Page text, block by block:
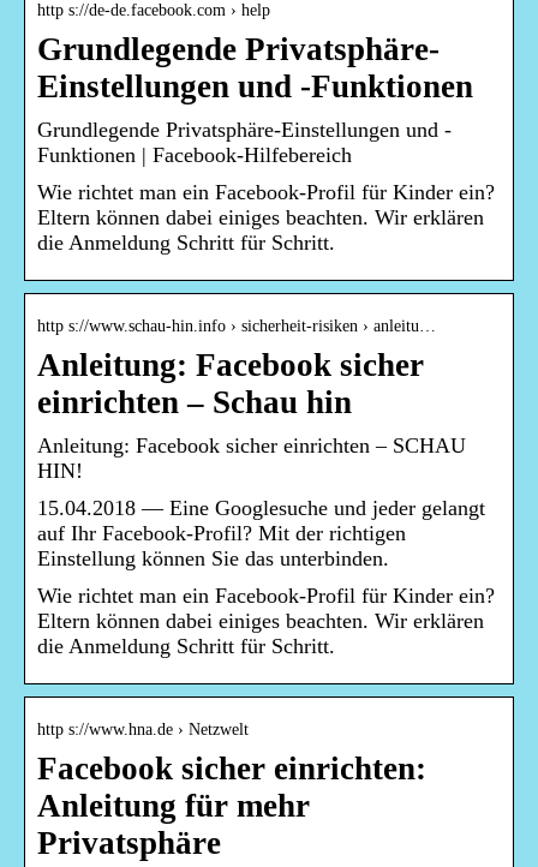
http s://de-de.facebook.com › help
Grundlegende Privatsphäre-
Einstellungen und -Funktionen
Grundlegende Privatsphäre-Einstellungen und -
Funktionen | Facebook-Hilfebereich
Wie richtet man ein Facebook-Profil für Kinder ein?
Eltern können dabei einiges beachten. Wir erklären
die Anmeldung Schritt für Schritt.
http s://www.schau-hin.info › sicherheit-risiken › anleitu…
Anleitung: Facebook sicher
einrichten – Schau hin
Anleitung: Facebook sicher einrichten – SCHAU
HIN!
15.04.2018 — Eine Googlesuche und jeder gelangt
auf Ihr Facebook-Profil? Mit der richtigen
Einstellung können Sie das unterbinden.
Wie richtet man ein Facebook-Profil für Kinder ein?
Eltern können dabei einiges beachten. Wir erklären
die Anmeldung Schritt für Schritt.
http s://www.hna.de › Netzwelt
Facebook sicher einrichten:
Anleitung für mehr
Privatsphäre